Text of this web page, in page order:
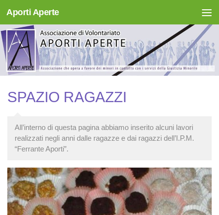
Salta al contenuto
Aporti Aperte
SPAZIO RAGAZZI
All’interno di questa pagina abbiamo inserito alcuni lavori
realizzati negli anni dalle ragazze e dai ragazzi dell’I.P.M.
“Ferrante Aporti”.